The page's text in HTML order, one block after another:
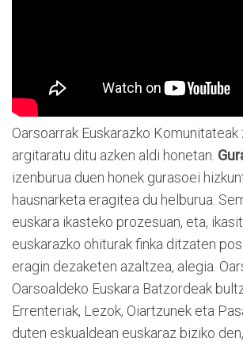
Oarsoarrak Euskarazko
argitaratu ditu azken aldi honetan.
izenburua duen honek gurasoei
hausnarketa eragitea du helburua.
euskara ikasteko prozesuan, eta,
euskarazko ohiturak finka ditzaten
eragin dezaketen azaltzea, alegia.
Oarsoaldeko Euskara Batzordeak
Errenteriak, Lezok, Oiartzunek eta
duten eskualdean euskaraz biziko